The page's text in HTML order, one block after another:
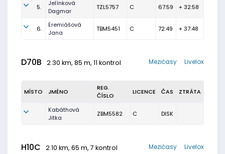
5.
Jelínková
Dagmar
TZL5757 C 67:59 + 32:58
6.
Eremiášová
Jana
TBM5451 C 72:49 + 37:48
D70B 2.30 km, 85 m, 11 kontrol Livelox
Mezičasy
MÍSTO JMÉNO
REG.
ČÍSLO
LICENCE ČAS ZTRÁTA
Kabáthová
Jitka
ZBM5582 C DISK
H10C 2.10 km, 65 m, 7 kontrol Livelox
Mezičasy